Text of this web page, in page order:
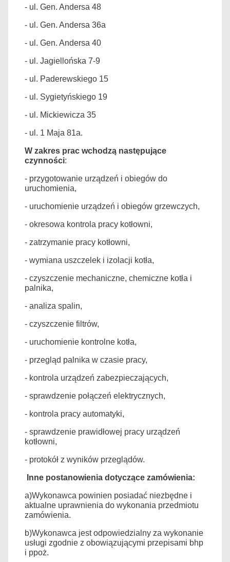
- ul. Gen. Andersa 48
- ul. Gen. Andersa 36a
- ul. Gen. Andersa 40
- ul. Jagiellońska 7-9
- ul. Paderewskiego 15
- ul. Sygietyńskiego 19
- ul. Mickiewicza 35
- ul. 1 Maja 81a.
W zakres prac wchodzą następujące
czynności:
- przygotowanie urządzeń i obiegów do
uruchomienia,
- uruchomienie urządzeń i obiegów grzewczych,
- okresowa kontrola pracy kotłowni,
- zatrzymanie pracy kotłowni,
- wymiana uszczelek i izolacji kotła,
- czyszczenie mechaniczne, chemiczne kotła i
palnika,
- analiza spalin,
- czyszczenie filtrów,
- uruchomienie kontrolne kotła,
- przegląd palnika w czasie pracy,
- kontrola urządzeń zabezpieczających,
- sprawdzenie połączeń elektrycznych,
- kontrola pracy automatyki,
- sprawdzenie prawidłowej pracy urządzeń
kotłowni,
- protokół z wyników przeglądów.
Inne postanowienia dotyczące zamówienia:
a)Wykonawca powinien posiadać niezbędne i
aktualne uprawnienia do wykonania przedmiotu
zamówienia.
b)Wykonawca jest odpowiedzialny za wykonanie
usługi zgodnie z obowiązującymi przepisami bhp
i ppoż.